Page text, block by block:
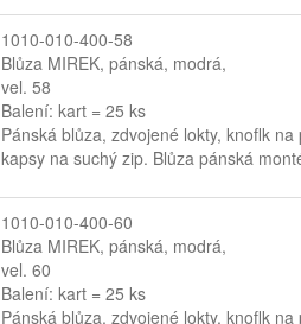
1010-010-400-58
Blůza MIREK, pánská, modrá,
vel. 58
Balení: kart = 25 ks
Pánská blůza, zdvojené lokty, knoflk
kapsy na suchý zip. Blůza pánská
1010-010-400-60
Blůza MIREK, pánská, modrá,
vel. 60
Balení: kart = 25 ks
Pánská blůza, zdvojené lokty, knoflk